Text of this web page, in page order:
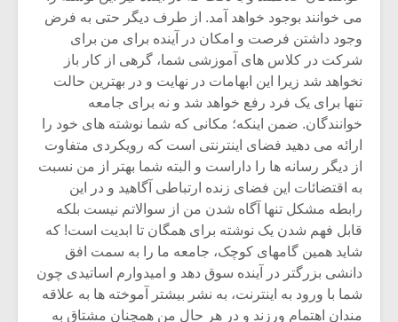
می خوانند بوجود خواهد آمد. از طرف دیگر حتی به فرض
وجود داشتن فرصت و امکان در آینده برای من برای
شرکت در کلاس های آموزشی شما، گرهی از کار باز
نخواهد شد زیرا این ابهامات در نهایت و در بهترین حالت
تنها برای یک فرد رفع خواهد شد و نه برای جامعه
خوانندگان. ضمن اینکه؛ مکانی که شما نوشته های خود را
ارائه می دهید فضای اینترنتی است که رویکردی متفاوت
از دیگر رسانه ها را داراست و البته شما بهتر از من نسبت
به اقتضائات این فضای زنده ارتباطی آگاهید و در این
رابطه مشکل تنها آگاه شدن من از سوالاتم نیست بلکه
قابل فهم شدن یک نوشته برای همگان تا ابدیت است! که
شاید همین گامهای کوچک، جامعه ما را به سمت افق
دانشی بزرگتر در آینده سوق دهد و امیدوارم اساتیدی چون
شما با ورود به اینترنت، به نشر بیشتر آموخته ها به علاقه
مندان اهتمام ورزند و در هر حال من همچنان مشتاق به